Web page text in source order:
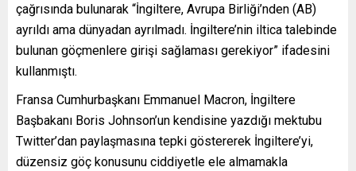
çağrısında bulunarak “İngiltere, Avrupa Birliği’nden (AB)
ayrıldı ama dünyadan ayrılmadı. İngiltere’nin iltica talebinde
bulunan göçmenlere girişi sağlaması gerekiyor” ifadesini
kullanmıştı.
Fransa Cumhurbaşkanı Emmanuel Macron, İngiltere
Başbakanı Boris Johnson’un kendisine yazdığı mektubu
Twitter’dan paylaşmasına tepki göstererek İngiltere’yi,
düzensiz göç konusunu ciddiyetle ele almamakla